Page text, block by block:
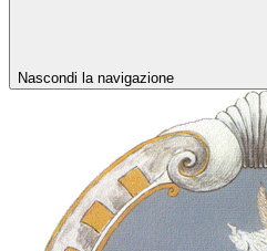
Nascondi la navigazione